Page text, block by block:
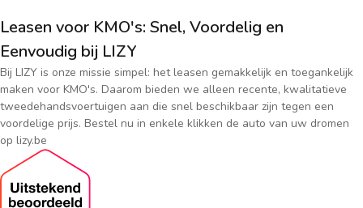
Leasen voor KMO's: Snel, Voordelig en
Eenvoudig bij LIZY
Bij LIZY is onze missie simpel: het leasen gemakkelijk en toegankelijk
maken voor KMO's. Daarom bieden we alleen recente, kwalitatieve
tweedehandsvoertuigen aan die snel beschikbaar zijn tegen een
voordelige prijs. Bestel nu in enkele klikken de auto van uw dromen
op lizy.be